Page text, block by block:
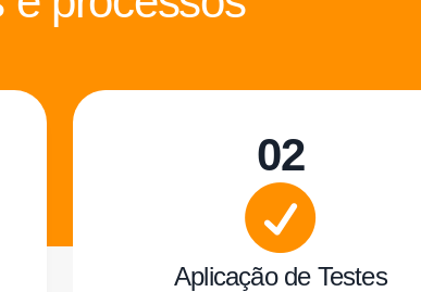
02
Aplicação de Testes